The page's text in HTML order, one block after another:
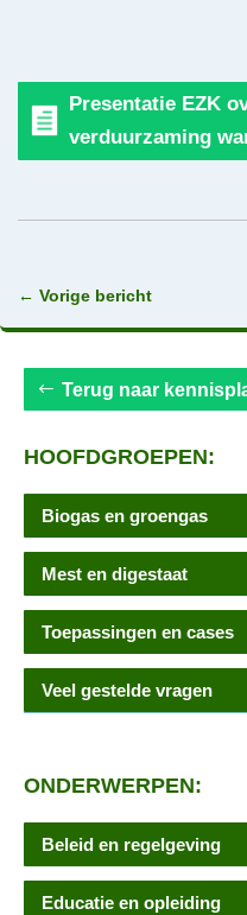
Presentatie EZK
verduurzaming
← Vorige bericht
Terug naar
HOOFDGROEPEN:
Biogas en groengas
Mest en digestaat
Toepassingen en cases
Veel gestelde vragen
ONDERWERPEN:
Beleid en regelgeving
Educatie en opleiding